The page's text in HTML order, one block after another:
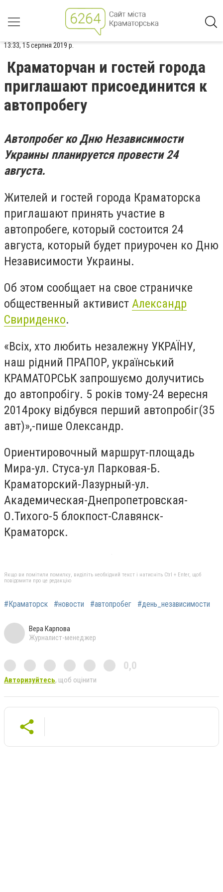
13:33, 15 серпня 2019 р.
Краматорчан и гостей города
приглашают присоединится к
автопробегу
Автопробег ко Дню Независимости
Украины планируется провести 24
августа.
Жителей и гостей города Краматорска
приглашают принять участие в
автопробеге, который состоится 24
августа, который будет приурочен ко Дню
Независимости Украины.
Об этом сообщает на свое страничке
общественный активист Александр
Свириденко.
«Всіх, хто любить незалежну УКРАЇНУ,
наш рідний ПРАПОР, український
КРАМАТОРСЬК запрошуємо долучитись
до автопробігу. 5 років тому-24 вересня
2014року відбувся перший автопробіг(35
авт)»,-пише Олександр.
Ориентировочный маршрут-площадь
Мира-ул. Стуса-ул Парковая-Б.
Краматорский-Лазурный-ул.
Академическая-Днепропетровская-
О.Тихого-5 блокпост-Славянск-
Краматорск.
Якщо ви помітили помилку, виділіть необхідний текст і натисніть Ctrl + Enter, щоб
повідомити про це редакцію
#Краматорск #новости #автопробег #день_независимости
Вера Карпова
Журналист-менеджер
0,0
Авторизуйтесь, щоб оцінити